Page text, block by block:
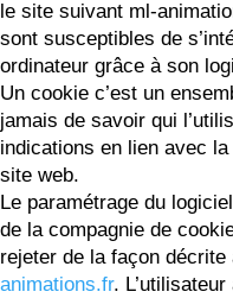
le site suivant ml-
sont susceptibles de
ordinateur grâce à son
Un cookie c’est un
jamais de savoir qui
indications en lien avec
site web.
Le paramétrage du
de la compagnie de
rejeter de la façon
animations.fr.